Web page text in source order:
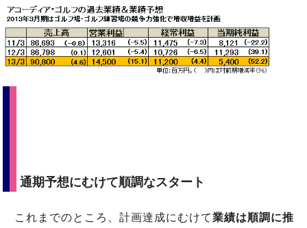
通期予想にむけて順調なスタート
これまでのところ、計画達成にむけて業績は順調に推